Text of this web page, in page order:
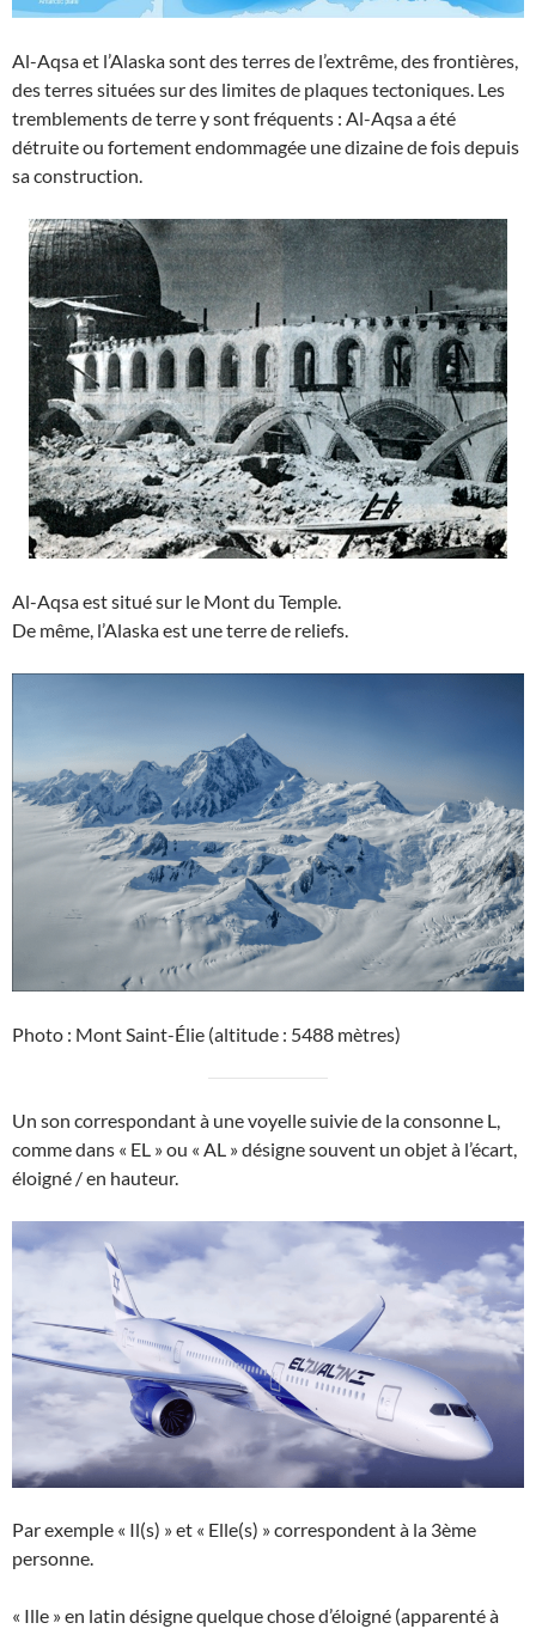
Al-Aqsa et l’Alaska sont des terres de l’extrême, des frontières,
des terres situées sur des limites de plaques tectoniques. Les
tremblements de terre y sont fréquents : Al-Aqsa a été
détruite ou fortement endommagée une dizaine de fois depuis
sa construction.
Al-Aqsa est situé sur le Mont du Temple.
De même, l’Alaska est une terre de reliefs.
Photo : Mont Saint-Élie (altitude : 5488 mètres)
Un son correspondant à une voyelle suivie de la consonne L,
comme dans « EL » ou « AL » désigne souvent un objet à l’écart,
éloigné / en hauteur.
Par exemple « Il(s) » et « Elle(s) » correspondent à la 3ème
personne.
« Ille » en latin désigne quelque chose d’éloigné (apparenté à